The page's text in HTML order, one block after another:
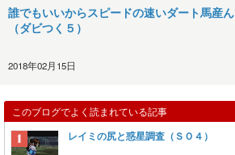
誰でもいいからスピードの速いダート馬産ん
（ダビつく５）
2018年02月15日
このブログでよく読まれている記事
レイミの尻と惑星調査（ＳＯ４）